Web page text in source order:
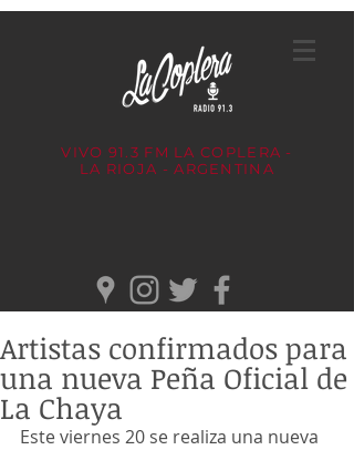
VIVO 91.3 FM LA COPLERA -
LA RIOJA - ARGENTINA
Artistas confirmados para
una nueva Peña Oficial de
La Chaya
Este viernes 20 se realiza una nueva